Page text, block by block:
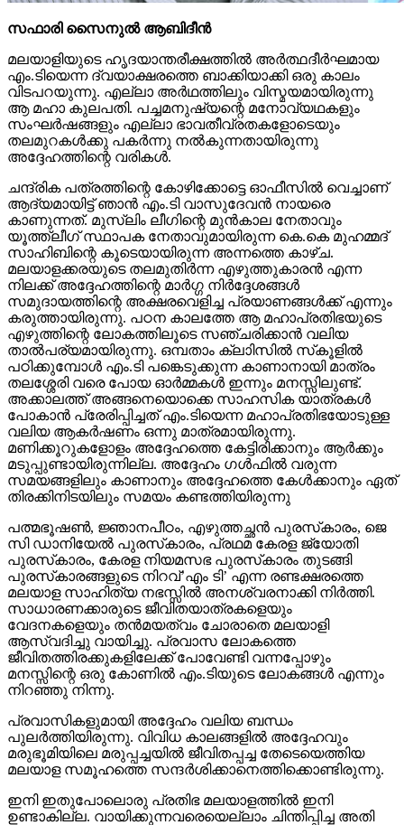
വിടപറയുന്നു. എല്ലാ അര്‍ഥത്തിലും വിസ്മയമായിരുന്നു
സംഘര്‍ഷങ്ങളും എല്ലാ ഭാവതീവ്രതകളോടെയും
തലമുറകള്‍ക്കു പകര്‍ന്നു നല്‍കുന്നതായിരുന്നു
അദ്ദേഹത്തിന്റെ വരികള്‍.
ചന്ദ്രിക പത്രത്തിന്റെ കോഴിക്കോട്ടെ ഓഫീസില്‍ വെച്ചാണ്
ആദ്യമായിട്ട് ഞാന്‍ എം.ടി വാസുദേവന്‍ നായരെ
കാണുന്നത്. മുസ്ലിം ലീഗിന്റെ മുന്‍കാല നേതാവും
യൂത്ത്ലീഗ് സ്ഥാപക നേതാവുമായിരുന്ന കെ.കെ മുഹമ്മദ്
സാഹിബിന്റെ കൂടെയായിരുന്ന അന്നത്തെ കാഴ്ച.
മലയാളക്കരയുടെ തലമുതിര്‍ന്ന എഴുത്തുകാരന്‍ എന്ന
നിലക്ക് അദ്ദേഹത്തിന്റെ മാര്‍ഗ്ഗ നിര്‍ദ്ദേശങ്ങള്‍
സമുദായത്തിന്റെ അക്ഷരവെളിച്ച പ്രയാണങ്ങള്‍ക്ക് എന്നും
കരുത്തായിരുന്നു. പഠന കാലത്തേ ആ മഹാപ്രതിഭയുടെ
എഴുത്തിന്റെ ലോകത്തിലൂടെ സഞ്ചരിക്കാന്‍ വലിയ
താല്‍പര്യമായിരുന്നു. ഒമ്പതാം ക്ലാിസില്‍ സ്‌കൂളില്‍
പഠിക്കുമ്പോള്‍ എം.ടി പങ്കെടുക്കുന്ന കാണാനായി മാത്രം
തലശ്ശേരി വരെ പോയ ഓര്‍മ്മകള്‍ ഇന്നും മനസ്സിലുണ്ട്.
അക്കാലത്ത് അങ്ങനെയൊക്കെ സാഹസിക യാത്രകള്‍
പോകാന്‍ പ്രേരിപ്പിച്ചത് എം.ടിയെന്ന മഹാപ്രതിഭയോടുള്ള
വലിയ ആകര്‍ഷണം ഒന്നു മാത്രമായിരുന്നു.
മണിക്കൂറുകളോളം അദ്ദേഹത്തെ കേട്ടിരിക്കാനും ആര്‍ക്കും
മടുപ്പുണ്ടായിരുന്നില്ല. അദ്ദേഹം ഗള്‍ഫില്‍ വരുന്ന
സമയങ്ങളിലും കാണാനും അദ്ദേഹത്തെ കേള്‍ക്കാനും ഏത്
തിരക്കിനിടയിലും സമയം കണ്ടത്തിയിരുന്നു
പത്മഭൂഷണ്‍, ജ്ഞാനപീഠം, എഴുത്തച്ഛന്‍ പുരസ്‌കാരം, ജെ
സി ഡാനിയേല്‍ പുരസ്‌കാരം, പ്രഥമ കേരള ജ്യോതി
പുരസ്‌കാരം, കേരള നിയമസഭ പുരസ്‌കാരം തുടങ്ങി
മലയാള സാഹിത്യ നഭസ്സില്‍ അനശ്വരനാക്കി നിര്‍ത്തി.
സാധാരണക്കാരുടെ ജീവിതയാത്രകളെയും
വേദനകളെയും തന്‍മയത്വം ചോരാതെ മലയാളി
ആസ്വദിച്ചു വായിച്ചു. പ്രവാസ ലോകത്തെ
ജീവിതത്തിരക്കുകളിലേക്ക് പോവേണ്ടി വന്നപ്പോഴും
മനസ്സിന്റെ ഒരു കോണില്‍ എം.ടിയുടെ ലോകങ്ങള്‍ എന്നും
നിറഞ്ഞു നിന്നു.
പ്രവാസികളുമായി അദ്ദേഹം വലിയ ബന്ധം
പുലര്‍ത്തിയിരുന്നു. വിവിധ കാലങ്ങളില്‍ അദ്ദേഹവും
മരുഭൂമിയിലെ മരുപ്പച്ചയില്‍ ജീവിതപ്പച്ച തേടെയെത്തിയ
ഇനി ഇതുപോലൊരു പ്രതിഭ മലയാളത്തില്‍ ഇനി
ഉണ്ടാകില്ല. വായിക്കുന്നവരെയെല്ലാം ചിന്തിപ്പിച്ച അതി
ശക്തനായ എഴുത്തുകാരന്‍. അദ്ദേഹം തൊട്ടതെല്ലാം
ആള്‍ക്കൂട്ടത്തില്‍ തനിയെ എന്നത് അദ്ദേഹത്തിന്റെ ജീവിത
ദര്‍ശനമാണെന്ന് അദ്ദേഹം തെളിയിച്ചു. എല്ലാ